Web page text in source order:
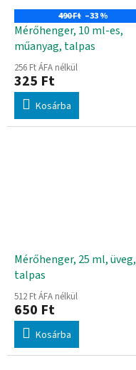
490 Ft –33 %
Mérőhenger, 10 ml-es,
műanyag, talpas
256 Ft ÁFA nélkül
325 Ft
Kosárba
Mérőhenger, 25 ml, üveg,
talpas
512 Ft ÁFA nélkül
650 Ft
Kosárba